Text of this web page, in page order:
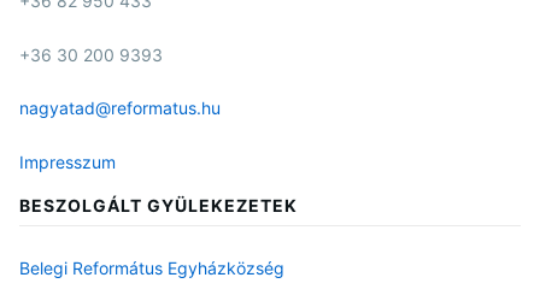
+36 30 200 9393
nagyatad@reformatus.hu
Impresszum
BESZOLGÁLT GYÜLEKEZETEK
Belegi Református Egyházközség